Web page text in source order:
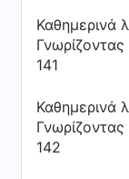
Καθημερινά
141
Καθημερινά
142